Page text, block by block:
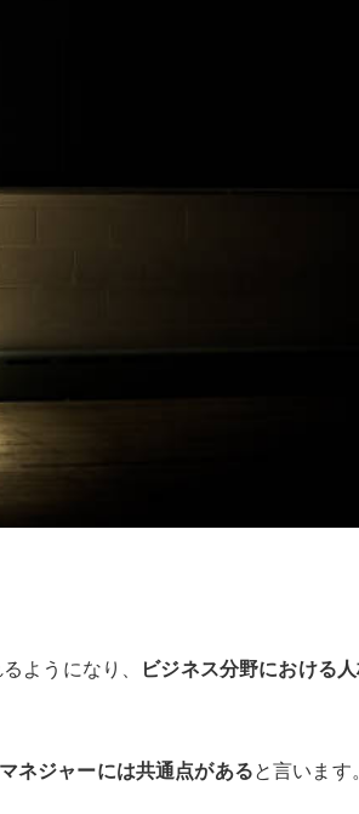
ようになり、
ビジネス分野における
ネジャーには共通点があると言います